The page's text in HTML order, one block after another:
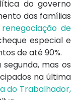
do governo
das famílias
de
especial e
de até 90%.
mas os
na última
do Trabalhador,